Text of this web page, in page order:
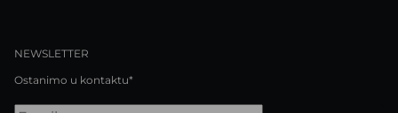
NEWSLETTER
Ostanimo u kontaktu*